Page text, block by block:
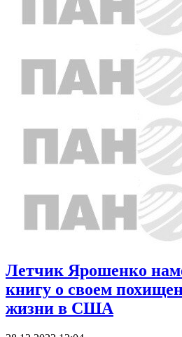
Летчик Ярошенко
книгу о своем
жизни в США